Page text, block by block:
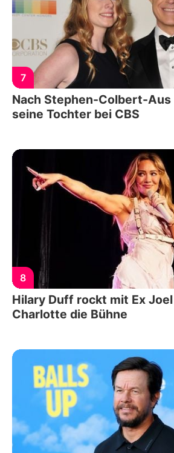
7
Nach Stephen-Colbert-Aus
seine Tochter bei CBS
8
Hilary Duff rockt mit Ex
Charlotte die Bühne